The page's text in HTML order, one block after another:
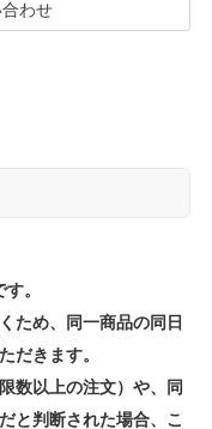
わせ
。
ため、同一商品の同日
だきます。
数以上の注文）や、同
と判断された場合、こ